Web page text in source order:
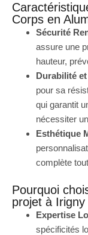
Corps en
Sécurité
assure une
hauteur,
Durabilité
pour sa
qui garantit
nécessiter
Esthétique
complète
Pourquoi
projet à Irigny
Expertise
spécificités